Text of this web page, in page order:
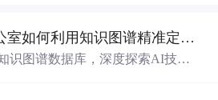
高校技术转移办公室如何利用知识图谱精准定位产业需求与技术适配点？.docx
识图谱数据库，深度探索AI技术